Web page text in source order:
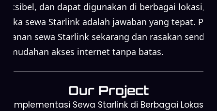
fleksibel, dan dapat digunakan di berbagai lokasi,
maka sewa Starlink adalah jawaban yang tepat. Pilih
layanan sewa Starlink sekarang dan rasakan sendiri
kemudahan akses internet tanpa batas.
Our Project
Implementasi Sewa Starlink di Berbagai Lokasi